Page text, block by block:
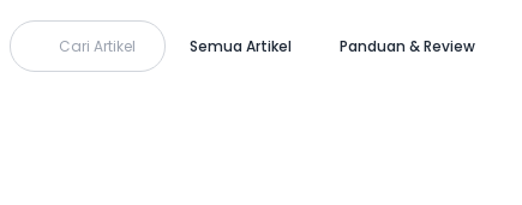
Cari Artikel Semua Artikel Panduan & Review